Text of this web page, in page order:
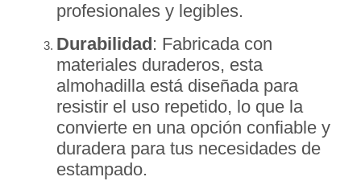
profesionales y legibles.
Durabilidad: Fabricada con
materiales duraderos, esta
almohadilla está diseñada para
resistir el uso repetido, lo que la
convierte en una opción confiable y
duradera para tus necesidades de
estampado.